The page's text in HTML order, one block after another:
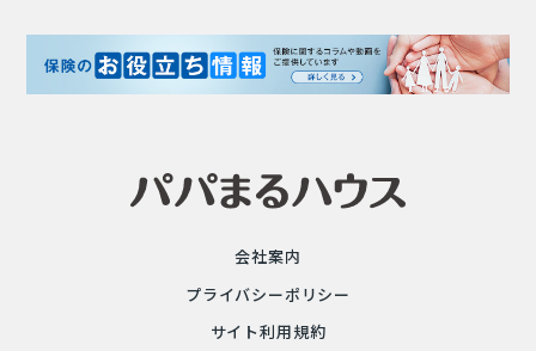
会社案内
プライバシーポリシー
サイト利用規約